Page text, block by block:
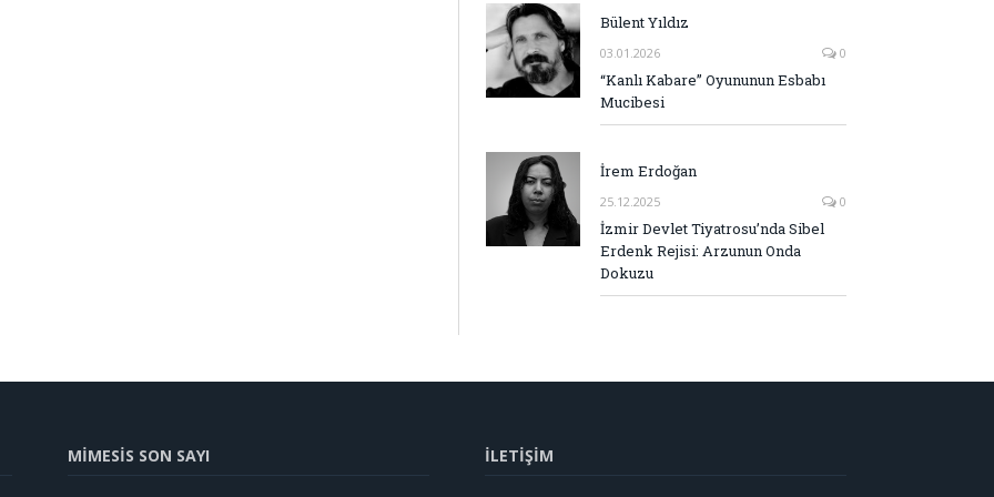
Bülent Yıldız
03.01.2026 0
“Kanlı Kabare” Oyununun Esbabı
Mucibesi
İrem Erdoğan
25.12.2025 0
İzmir Devlet Tiyatrosu’nda Sibel
Erdenk Rejisi: Arzunun Onda
Dokuzu
MİMESİS SON SAYI İLETİŞİM